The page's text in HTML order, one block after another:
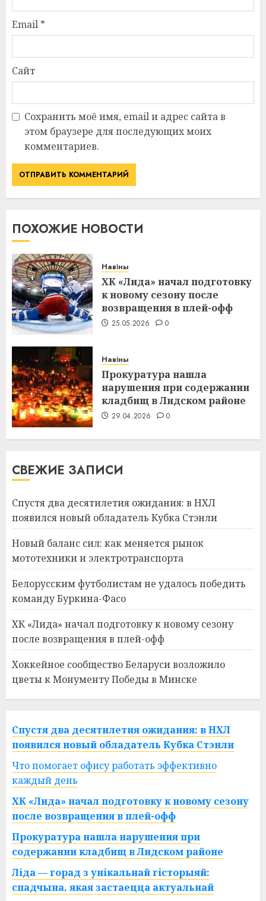
Email *
Сайт
Сохранить моё имя, email и адрес сайта в
этом браузере для последующих моих
комментариев.
ПОХОЖИЕ НОВОСТИ
Навіны
ХК «Лида» начал подготовку
к новому сезону после
возвращения в плей-офф
25.05.2026 0
Навіны
Прокуратура нашла
нарушения при содержании
кладбищ в Лидском районе
29.04.2026 0
СВЕЖИЕ ЗАПИСИ
Спустя два десятилетия ожидания: в НХЛ
появился новый обладатель Кубка Стэнли
Новый баланс сил: как меняется рынок
мототехники и электротранспорта
Белорусским футболистам не удалось победить
команду Буркина-Фасо
ХК «Лида» начал подготовку к новому сезону
после возвращения в плей-офф
Хоккейное сообщество Беларуси возложило
цветы к Монументу Победы в Минске
Спустя два десятилетия ожидания: в НХЛ
появился новый обладатель Кубка Стэнли
Что помогает офису работать эффективно
каждый день
ХК «Лида» начал подготовку к новому сезону
после возвращения в плей-офф
Прокуратура нашла нарушения при
содержании кладбищ в Лидском районе
Ліда — горад з унікальнай гісторыяй:
спадчына, якая застаецца актуальнай